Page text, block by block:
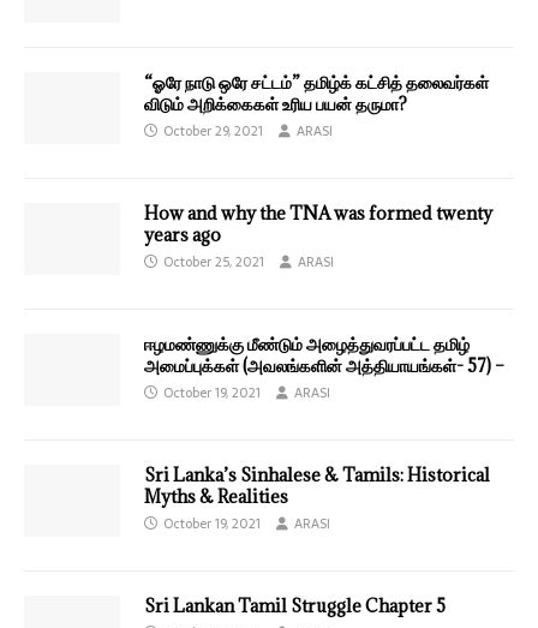
“ஓரே நாடு ஒரே சட்டம்” தமிழ்க் கட்சித் தலைவர்கள்
விடும் அறிக்கைகள் உரிய பயன் தருமா?
October 29, 2021 ARASI
How and why the TNA was formed twenty
years ago
October 25, 2021 ARASI
ஈழமண்ணுக்கு மீண்டும் அழைத்துவரப்பட்ட தமிழ்
அமைப்புக்கள் (அவலங்களின் அத்தியாயங்கள்- 57) –
October 19, 2021 ARASI
Sri Lanka’s Sinhalese & Tamils: Historical
Myths & Realities
October 19, 2021 ARASI
Sri Lankan Tamil Struggle Chapter 5